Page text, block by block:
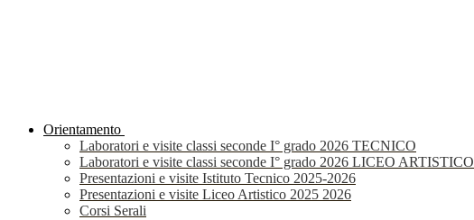
Orientamento
Laboratori e visite classi seconde I° grado 2026 TECNICO
Laboratori e visite classi seconde I° grado 2026 LICEO ARTISTICO
Presentazioni e visite Istituto Tecnico 2025-2026
Presentazioni e visite Liceo Artistico 2025 2026
Corsi Serali